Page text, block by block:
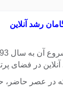
رشد آنلاین
در فضای
که در عصر حاضر،